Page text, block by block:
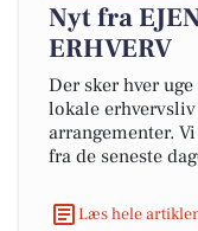
Nyt fra
ERHVERV
Der sker hver
lokale
arrangementer.
fra de seneste
Læs hele